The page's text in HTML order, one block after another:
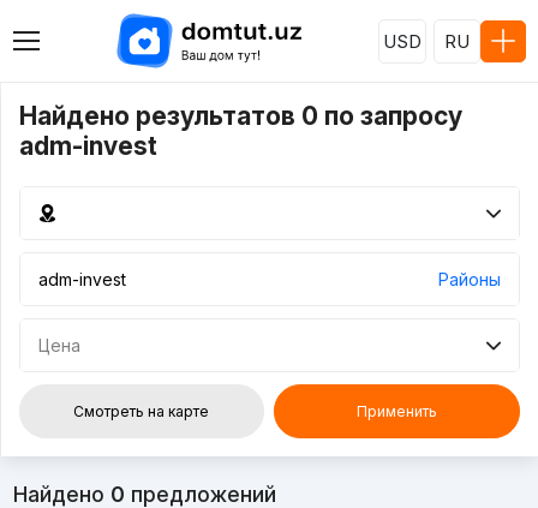
USD RU
Найдено результатов 0 по запросу
adm-invest
Районы
Цена
Смотреть на карте Применить
Найдено 0 предложений